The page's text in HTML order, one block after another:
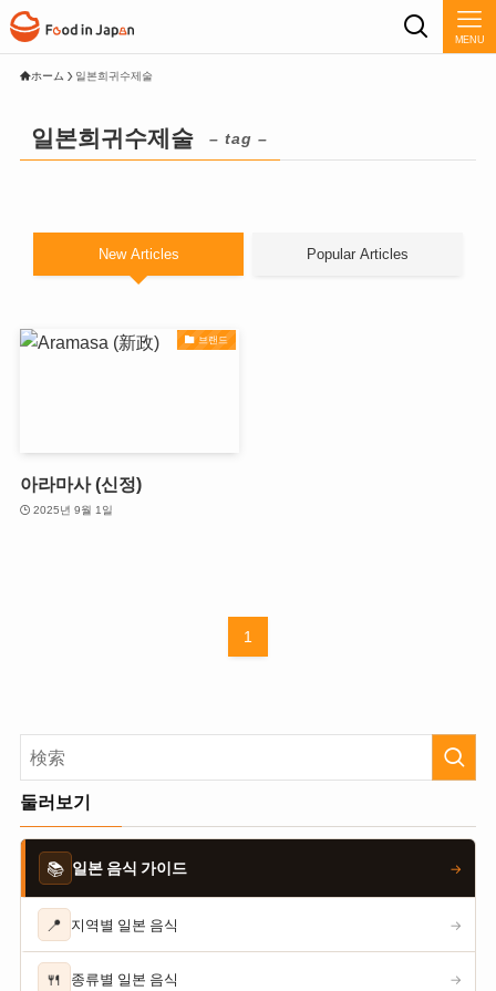
MENU
ホーム 일본희귀수제술
일본희귀수제술 – tag –
New Articles Popular Articles
브랜드
아라마사 (신정)
2025년 9월 1일
1
둘러보기
📚 일본 음식 가이드 →
📍 지역별 일본 음식 →
🍴 종류별 일본 음식 →